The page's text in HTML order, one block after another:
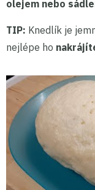
olejem nebo
TIP: Knedlík je
nejlépe ho